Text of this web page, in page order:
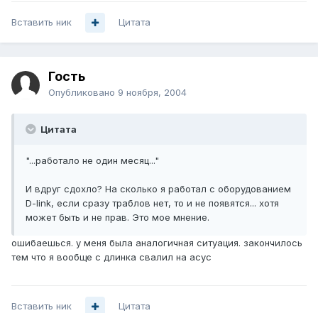
Вставить ник Цитата
Гость
Опубликовано 9 ноября, 2004
Цитата
"...работало не один месяц..."
И вдруг сдохло? На сколько я работал с оборудованием
D-link, если сразу траблов нет, то и не появятся... хотя
может быть и не прав. Это мое мнение.
ошибаешься. у меня была аналогичная ситуация. закончилось
тем что я вообще с длинка свалил на асус
Вставить ник Цитата